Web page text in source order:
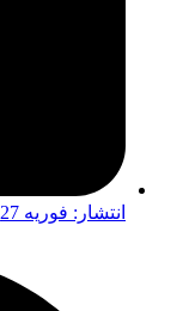
انتشار: فوریه 27, 2023